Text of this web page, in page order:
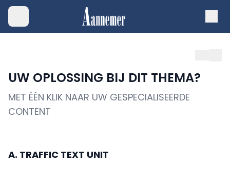
UW OPLOSSING BIJ DIT THEMA?
MET ÉÉN KLIK NAAR UW GESPECIALISEERDE
CONTENT
A. TRAFFIC TEXT UNIT